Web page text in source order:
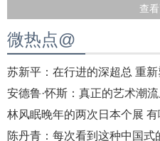
查
微热点@
苏新平：在行进的深超总 重
林风眠晚年的两次日本个展
陈丹青：每次看到这种中国式